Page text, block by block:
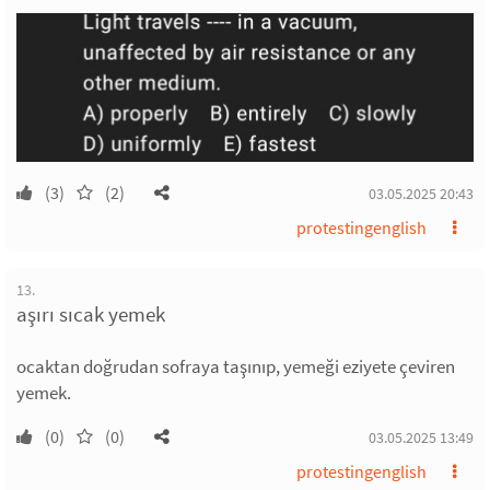
(3) (2) 03.05.2025 20:43
protestingenglish
13.
aşırı sıcak yemek
ocaktan doğrudan sofraya taşınıp, yemeği eziyete çeviren
yemek.
(0) (0) 03.05.2025 13:49
protestingenglish